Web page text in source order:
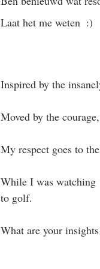
Laat het me weten  :)
Inspired by the
Moved by the
My respect goes to
While I was watching
to golf.
What are your